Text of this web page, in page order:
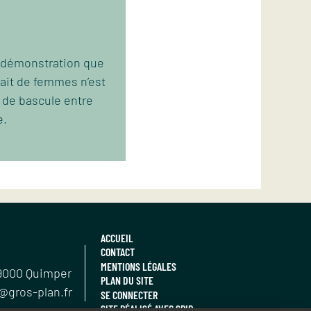
que
de femmes n’est
bascule entre
Quimper
plan.fr
ACCUEIL
CONTACT
MENTIONS LÉGALES
PLAN DU SITE
SE CONNECTER